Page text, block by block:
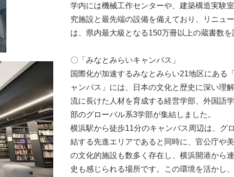
学内には機械⼯作センターや、建築構造実験
究施設と最先端の設備を備えており、リニュ
は、県内最大級となる150万冊以上の蔵書数を
〇「みなとみらいキャンパス」
国際化が加速するみなとみらい21地区にある
ャンパス」には、日本の文化と歴史に深い理
流に長けた人材を育成する経営学部、外国語
部のグローバル系3学部が集結しました。
横浜駅から徒歩11分のキャンパス周辺は、グ
結する先進エリアであると同時に、官公庁や
の文化的施設も数多く存在し、横浜開港から
史も感じられる場所です。この環境を活かし